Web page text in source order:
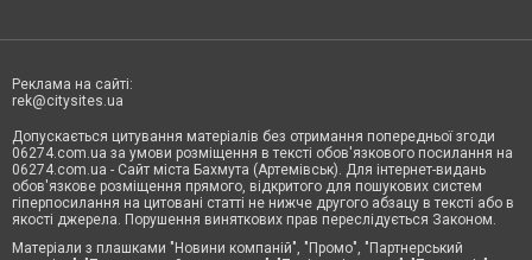
Реклама на сайті:
rek@citysites.ua
Допускається цитування матеріалів без отримання попередньої згоди
06274.com.ua за умови розміщення в тексті обов'язкового посилання на
06274.com.ua - Сайт міста Бахмута (Артемівськ). Для інтернет-видань
обов'язкове розміщення прямого, відкритого для пошукових систем
гіперпосилання на цитовані статті не нижче другого абзацу в тексті або в
якості джерела. Порушення виняткових прав переслідується Законом.
Матеріали з плашками "Новини компаній", "Промо", "Партнерський